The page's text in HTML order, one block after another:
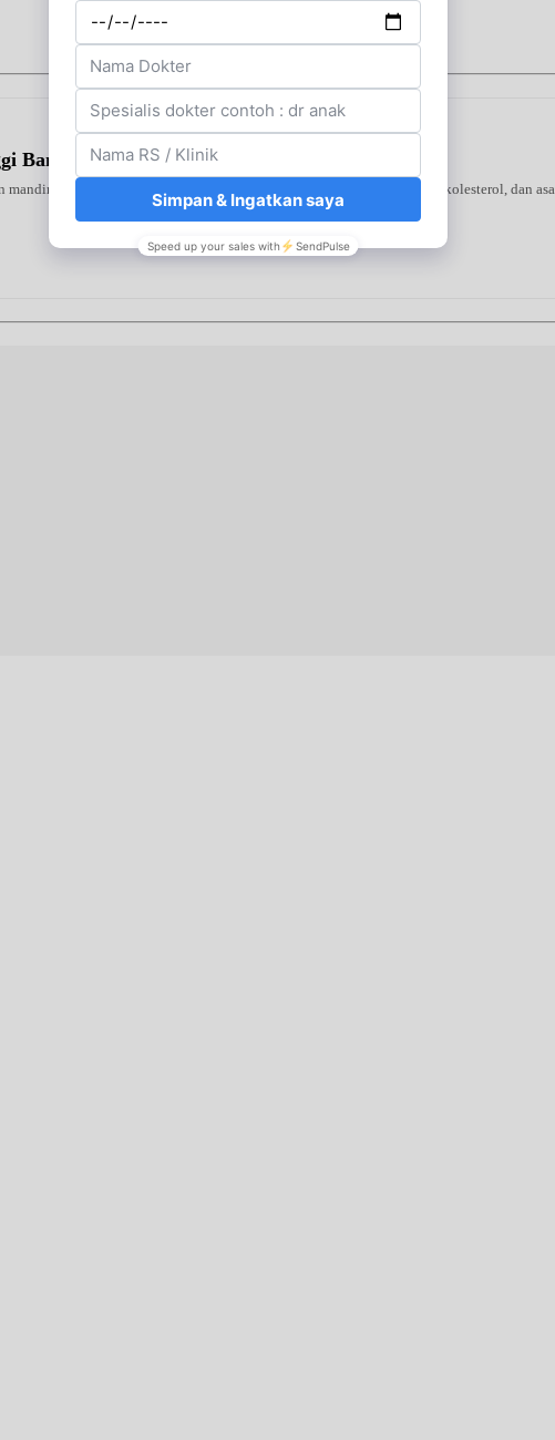
Bantu Turunkan Gula Darah Anda
mandiri di rumah. Alat ini mendeteksi tiga indikator utama—gula darah, kolesterol, dan